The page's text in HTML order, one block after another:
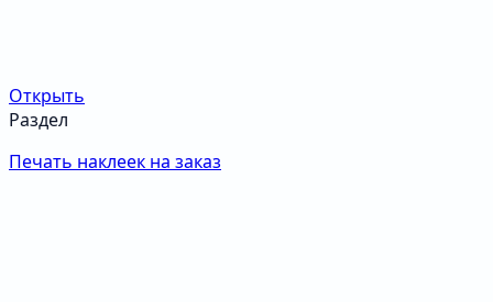
Открыть
Раздел
Печать наклеек на заказ